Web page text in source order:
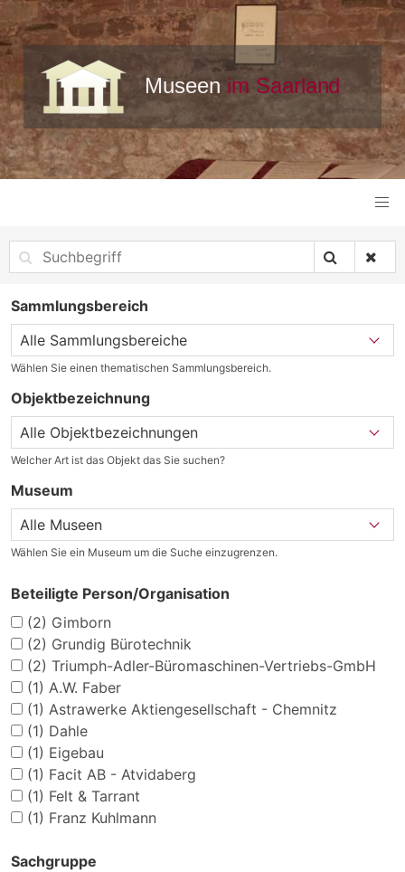
Sammlungsbereich
Wählen Sie einen thematischen Sammlungsbereich.
Objektbezeichnung
Welcher Art ist das Objekt das Sie suchen?
Museum
Wählen Sie ein Museum um die Suche einzugrenzen.
Beteiligte Person/Organisation
(2) Gimborn
(2) Grundig Bürotechnik
(2) Triumph-Adler-Büromaschinen-Vertriebs-GmbH
(1) A.W. Faber
(1) Astrawerke Aktiengesellschaft - Chemnitz
(1) Dahle
(1) Eigebau
(1) Facit AB - Atvidaberg
(1) Felt & Tarrant
(1) Franz Kuhlmann
Sachgruppe